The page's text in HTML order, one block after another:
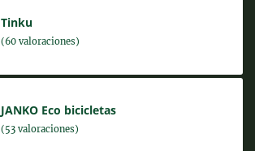
Tinku
(60 valoraciones)
JANKO Eco bicicletas
(53 valoraciones)